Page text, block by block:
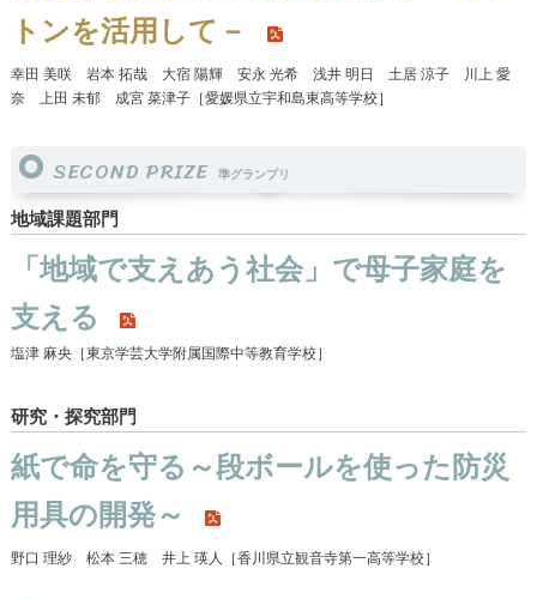
トンを活用して－
幸田 美咲 岩本 拓哉 大宿 陽輝 安永 光希 浅井 明日 土居 涼子 川上 愛
奈 上田 未郁 成宮 菜津子［愛媛県立宇和島東高等学校］
SECOND PRIZE 準グランプリ
地域課題部門
「地域で支えあう社会」で母子家庭を
支える
塩津 麻央［東京学芸大学附属国際中等教育学校］
研究・探究部門
紙で命を守る～段ボールを使った防災
用具の開発～
野口 理紗 松本 三穂 井上 瑛人［香川県立観音寺第一高等学校］